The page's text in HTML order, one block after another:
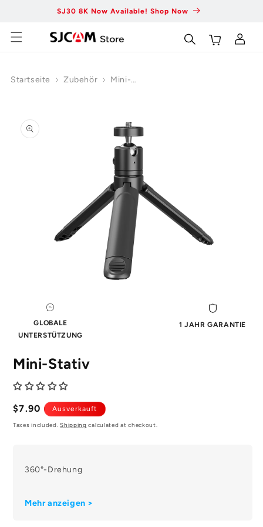
SJ30 8K Now Available! Shop Now
WagenEinloggen
Startseite Zubehör
Mini-
GLOBALE
UNTERSTÜTZUNG
1 JAHR GARANTIE
Mini-Stativ
Regulärer
Preis
$7.90 Ausverkauft
Taxes included.Shipping calculated at checkout.
360°-Drehung
Mehr anzeigen >